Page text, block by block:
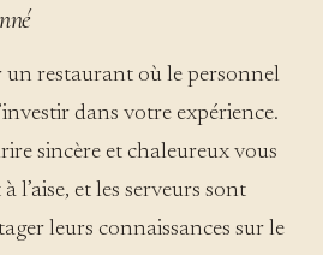
un restaurant où le personnel
dans votre expérience.
sincère et chaleureux vous
l’aise, et les serveurs sont
leurs connaissances sur le